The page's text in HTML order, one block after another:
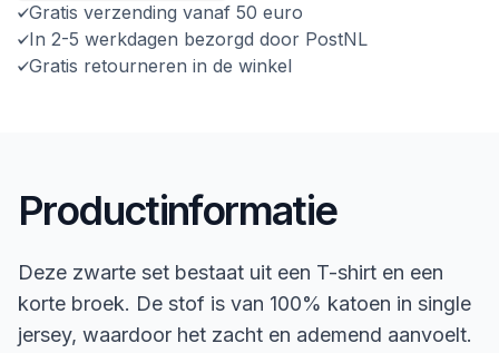
Gratis verzending vanaf 50 euro
In 2-5 werkdagen bezorgd door PostNL
Gratis retourneren in de winkel
Productinformatie
Deze zwarte set bestaat uit een T-shirt en een
korte broek. De stof is van 100% katoen in single
jersey, waardoor het zacht en ademend aanvoelt.